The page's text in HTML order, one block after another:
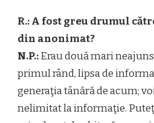
R.: A fost greu drumul
din anonimat?
N.P.:Erau două mari
primul rând, lipsa de
generaţia tânără de acum;
nelimitat la informaţie.